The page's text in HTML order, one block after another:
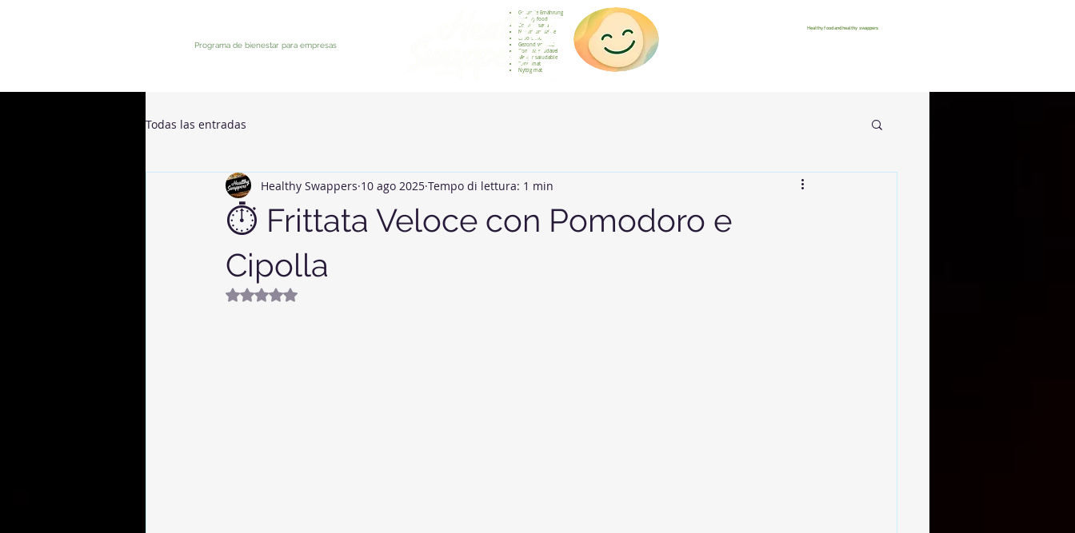
Programa de bienestar para empresas
Gesunde Ernährung
Healthy food
Comida sana
Nourriture saine
Cibo sano
Gezond voedsel
Comida saudável
Menjar saludable
Sunn mat
Nyttig mat
Healthy food and healthy swappers
Todas las entradas
⏱️ Frittata Veloce con Pomodoro e
Cipolla
Healthy Swappers 10 ago 2025 Tempo di lettura: 1 min
Valutazione NaN stelle su 5.